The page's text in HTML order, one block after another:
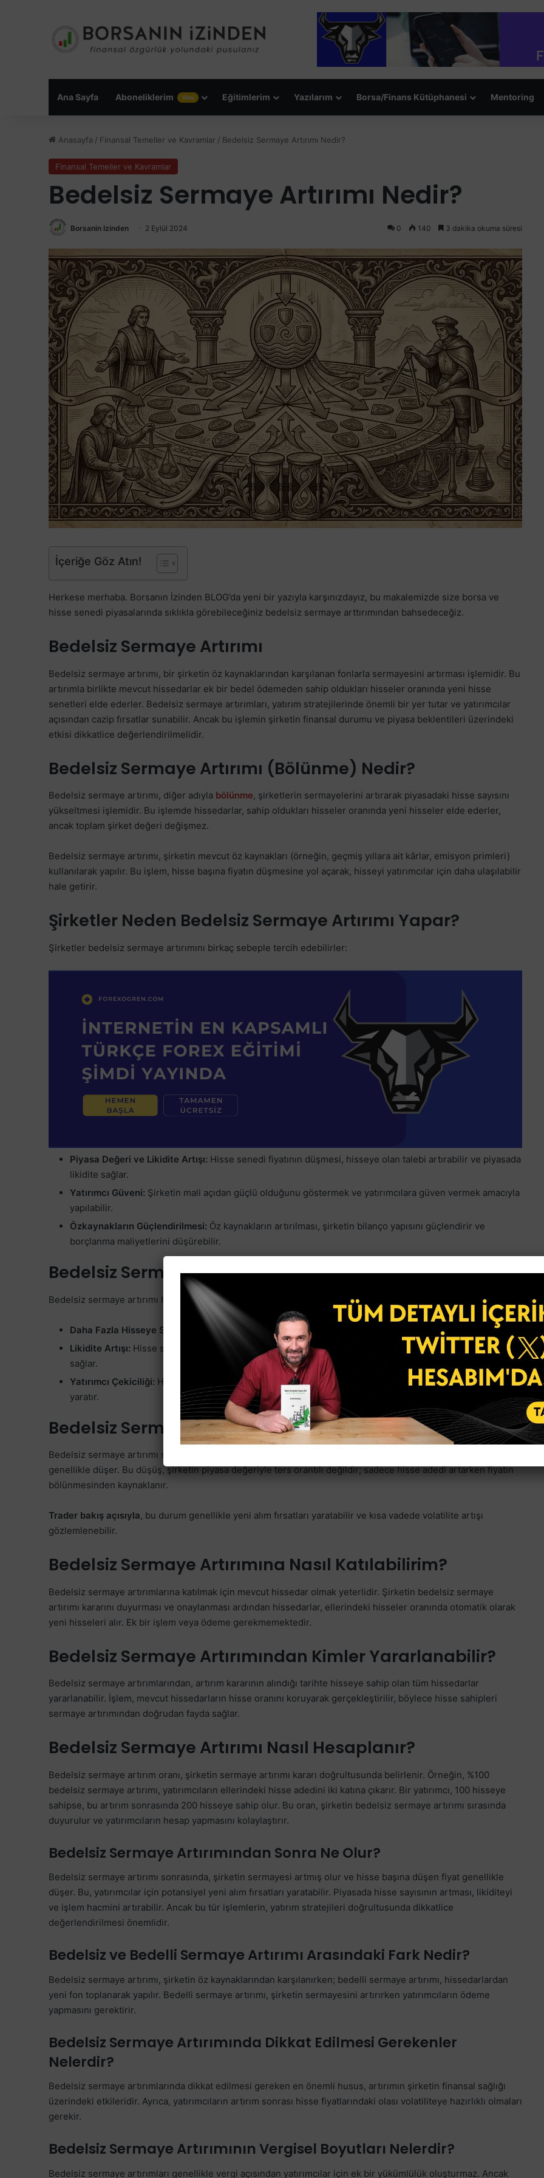
Ana Sayfa Aboneliklerim Yeni Eğitimlerim Yazılarım Borsa/Finans Kütüphanesi Mentoring
Anasayfa / Finansal Temeller ve Kavramlar / Bedelsiz Sermaye Artırımı Nedir?
Finansal Temeller ve Kavramlar
Bedelsiz Sermaye Artırımı Nedir?
Borsanin Izinden 2 Eylül 2024 0 140 3 dakika okuma süresi
İçeriğe Göz Atın!
Herkese merhaba. Borsanın İzinden BLOG’da yeni bir yazıyla karşınızdayız, bu makalemizde size borsa ve
hisse senedi piyasalarında sıklıkla görebileceğiniz bedelsiz sermaye arttırımından bahsedeceğiz.
Bedelsiz Sermaye Artırımı
Bedelsiz sermaye artırımı, bir şirketin öz kaynaklarından karşılanan fonlarla sermayesini artırması işlemidir. Bu
artırımla birlikte mevcut hissedarlar ek bir bedel ödemeden sahip oldukları hisseler oranında yeni hisse
senetleri elde ederler. Bedelsiz sermaye artırımları, yatırım stratejilerinde önemli bir yer tutar ve yatırımcılar
açısından cazip fırsatlar sunabilir. Ancak bu işlemin şirketin finansal durumu ve piyasa beklentileri üzerindeki
etkisi dikkatlice değerlendirilmelidir.
Bedelsiz Sermaye Artırımı (Bölünme) Nedir?
Bedelsiz sermaye artırımı, diğer adıyla bölünme, şirketlerin sermayelerini artırarak piyasadaki hisse sayısını
yükseltmesi işlemidir. Bu işlemde hissedarlar, sahip oldukları hisseler oranında yeni hisseler elde ederler,
ancak toplam şirket değeri değişmez.
Bedelsiz sermaye artırımı, şirketin mevcut öz kaynakları (örneğin, geçmiş yıllara ait kârlar, emisyon primleri)
kullanılarak yapılır. Bu işlem, hisse başına fiyatın düşmesine yol açarak, hisseyi yatırımcılar için daha ulaşılabilir
hale getirir.
Şirketler Neden Bedelsiz Sermaye Artırımı Yapar?
Şirketler bedelsiz sermaye artırımını birkaç sebeple tercih edebilirler:
Piyasa Değeri ve Likidite Artışı: Hisse senedi fiyatının düşmesi, hisseye olan talebi artırabilir ve piyasada
likidite sağlar.
Yatırımcı Güveni: Şirketin mali açıdan güçlü olduğunu göstermek ve yatırımcılara güven vermek amacıyla
yapılabilir.
Özkaynakların Güçlendirilmesi: Öz kaynakların artırılması, şirketin bilanço yapısını güçlendirir ve
borçlanma maliyetlerini düşürebilir.
Bedelsiz Sermaye Artırımının Avantajları Nelerdir?
Bedelsiz sermaye artırımı hem şirketler hem de yatırımcılar için çeşitli avantajlar sunar:
Daha Fazla Hisseye Sahip Olma:Yatırımcılar, ekstra ödeme yapmadan ellerindeki hisse adedini artırır.
Likidite Artışı: Hisse sayısının artması, piyasada daha fazla işlem yapılmasını ve likiditenin artmasını
sağlar.
Yatırımcı Çekiciliği: Hisse fiyatlarının daha düşük seviyelere gelmesi, yeni yatırımcılar için alım fırsatı
yaratır.
Bedelsiz Sermaye Artırımı Hisse Fiyatını Nasıl Etkiler?
Bedelsiz sermaye artırımı sonrasında, şirketin toplam piyasa değeri aynı kalırken hisse başına düşen fiyat
genellikle düşer. Bu düşüş, şirketin piyasa değeriyle ters orantılı değildir; sadece hisse adedi artarken fiyatın
bölünmesinden kaynaklanır.
Trader bakış açısıyla, bu durum genellikle yeni alım fırsatları yaratabilir ve kısa vadede volatilite artışı
gözlemlenebilir.
Bedelsiz Sermaye Artırımına Nasıl Katılabilirim?
Bedelsiz sermaye artırımlarına katılmak için mevcut hissedar olmak yeterlidir. Şirketin bedelsiz sermaye
artırımı kararını duyurması ve onaylanması ardından hissedarlar, ellerindeki hisseler oranında otomatik olarak
yeni hisseleri alır. Ek bir işlem veya ödeme gerekmemektedir.
Bedelsiz Sermaye Artırımından Kimler Yararlanabilir?
Bedelsiz sermaye artırımlarından, artırım kararının alındığı tarihte hisseye sahip olan tüm hissedarlar
yararlanabilir. İşlem, mevcut hissedarların hisse oranını koruyarak gerçekleştirilir, böylece hisse sahipleri
sermaye artırımından doğrudan fayda sağlar.
Bedelsiz Sermaye Artırımı Nasıl Hesaplanır?
Bedelsiz sermaye artırım oranı, şirketin sermaye artırımı kararı doğrultusunda belirlenir. Örneğin, %100
bedelsiz sermaye artırımı, yatırımcıların ellerindeki hisse adedini iki katına çıkarır. Bir yatırımcı, 100 hisseye
sahipse, bu artırım sonrasında 200 hisseye sahip olur. Bu oran, şirketin bedelsiz sermaye artırımı sırasında
duyurulur ve yatırımcıların hesap yapmasını kolaylaştırır.
Bedelsiz Sermaye Artırımından Sonra Ne Olur?
Bedelsiz sermaye artırımı sonrasında, şirketin sermayesi artmış olur ve hisse başına düşen fiyat genellikle
düşer. Bu, yatırımcılar için potansiyel yeni alım fırsatları yaratabilir. Piyasada hisse sayısının artması, likiditeyi
ve işlem hacmini artırabilir. Ancak bu tür işlemlerin, yatırım stratejileri doğrultusunda dikkatlice
değerlendirilmesi önemlidir.
Bedelsiz ve Bedelli Sermaye Artırımı Arasındaki Fark Nedir?
Bedelsiz sermaye artırımı, şirketin öz kaynaklarından karşılanırken; bedelli sermaye artırımı, hissedarlardan
yeni fon toplanarak yapılır. Bedelli sermaye artırımı, şirketin sermayesini artırırken yatırımcıların ödeme
yapmasını gerektirir.
Bedelsiz Sermaye Artırımında Dikkat Edilmesi Gerekenler
Nelerdir?
Bedelsiz sermaye artırımlarında dikkat edilmesi gereken en önemli husus, artırımın şirketin finansal sağlığı
üzerindeki etkileridir. Ayrıca, yatırımcıların artırım sonrası hisse fiyatlarındaki olası volatiliteye hazırlıklı olmaları
gerekir.
Bedelsiz Sermaye Artırımının Vergisel Boyutları Nelerdir?
Bedelsiz sermaye artırımları genellikle vergi açısından yatırımcılar için ek bir yükümlülük oluşturmaz. Ancak